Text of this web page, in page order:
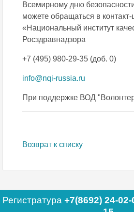
Всемирному дню
можете обращаться в
«Национальный институт
Росздравнадзора
+7 (495) 980-29-35 (доб. 0)
info@nqi-russia.ru
При поддержке ВОД
Возврат к списку
Регистратура +7(8692) 24-02-